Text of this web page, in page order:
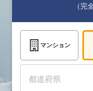
（完
マンション